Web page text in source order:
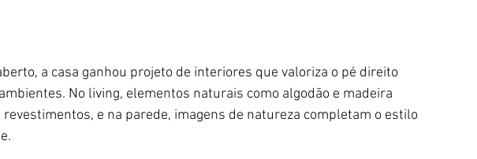
a casa ganhou projeto de interiores que valoriza o pé direito
No living, elementos naturais como algodão e madeira
e na parede, imagens de natureza completam o estilo